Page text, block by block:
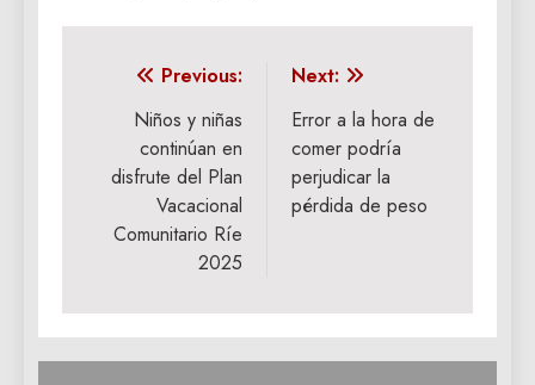
Navegación
entradas
Previous:
Niños y niñas
continúan en
disfrute del Plan
Vacacional
Comunitario Ríe
2025
Next:
Error a la hora de
comer podría
perjudicar la
pérdida de peso